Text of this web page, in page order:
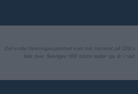
Det enda föreningssystemet som har hamnat på IDG:s
lista över Sveriges 100 bästa sajter sju år i rad.